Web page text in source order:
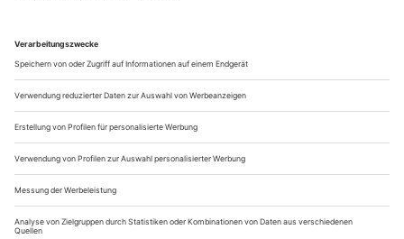
kursierenden Vorschlägen eigentlich nur noch die Meldung,
Frank Castorf würde an die Volksbühne zurückkehren. Auf
diese verwegene Idee kamen allerdings nicht einmal die
ärgsten Romantiker vom Rosa-Luxemburg-Platz.
De...
Spezialist für Weltbeschreibung
Zum Tod des Dramatikers Edward Bond (1934–2024), der gerne
hinter seinen Zielen zurückblieb